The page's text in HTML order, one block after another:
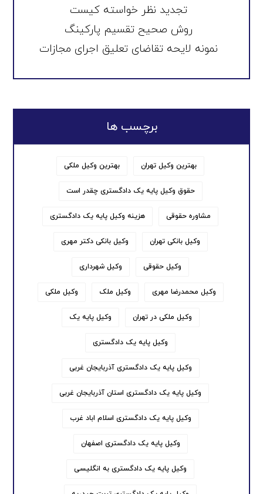
تجدید نظر خواسته کیست
روش صحیح تقسیم پارکینگ
نمونه لایحه تقاضای تعلیق اجرای مجازات
برچسب ها
بهترین وکیل تهران بهترین وکیل ملکی
حقوق وکیل پایه یک دادگستری چقدر است
مشاوره حقوقی هزینه وکیل پایه یک دادگستری
وکیل بانکی تهران وکیل بانکی دکتر مهری
وکیل حقوقی وکیل شهرداری
وکیل محمدرضا مهری وکیل ملک وکیل ملکی
وکیل ملکی در تهران وکیل پایه یک
وکیل پایه یک دادگستری
وکیل پایه یک دادگستری آذربایجان غربی
وکیل پایه یک دادگستری استان آذربایجان غربی
وکیل پایه یک دادگستری اسلام اباد غرب
وکیل پایه یک دادگستری اصفهان
وکیل پایه یک دادگستری به انگلیسی